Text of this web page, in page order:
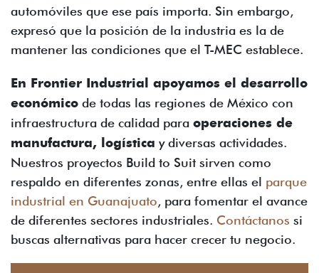
automóviles que ese país importa. Sin embargo,
expresó que la posición de la industria es la de
mantener las condiciones que el T-MEC establece.
En Frontier Industrial apoyamos el desarrollo
económico de todas las regiones de México con
infraestructura de calidad para operaciones de
manufactura, logística y diversas actividades.
Nuestros proyectos Build to Suit sirven como
respaldo en diferentes zonas, entre ellas el parque
industrial en Guanajuato, para fomentar el avance
de diferentes sectores industriales. Contáctanos si
buscas alternativas para hacer crecer tu negocio.